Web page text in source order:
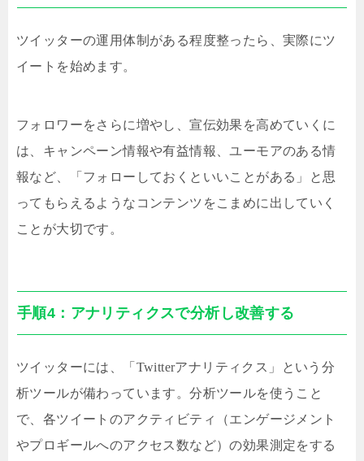
ツイッターの運用体制がある程度整ったら、実際にツ
イートを始めます。
フォロワーをさらに増やし、宣伝効果を高めていくに
は、キャンペーン情報や有益情報、ユーモアのある情
報など、「フォローしておくといいことがある」と思
ってもらえるようなコンテンツをこまめに出していく
ことが大切です。
手順4：アナリティクスで分析し改善する
ツイッターには、「Twitterアナリティクス」という分
析ツールが備わっています。分析ツールを使うこと
で、各ツイートのアクティビティ（エンゲージメント
やプロギールへのアクセス数など）の効果測定をする